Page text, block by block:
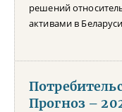
решений
активами в
Прогноз –